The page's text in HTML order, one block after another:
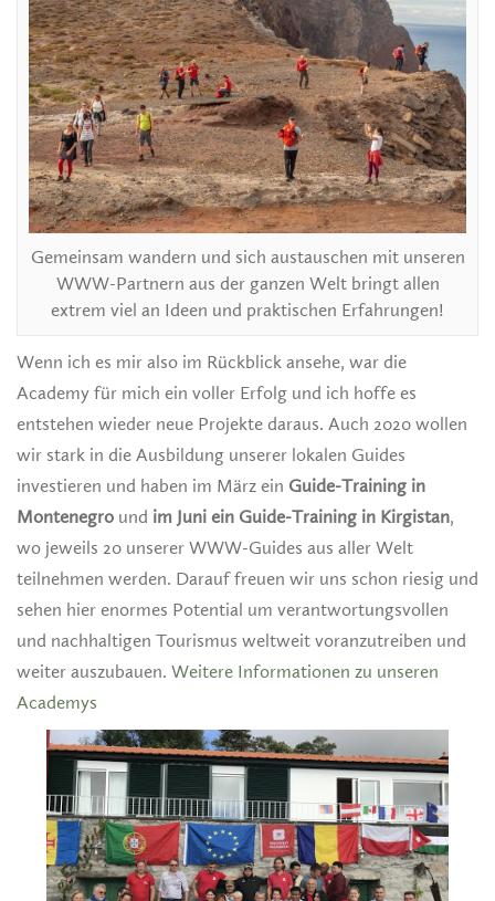
Gemeinsam wandern und sich austauschen mit unseren
WWW-Partnern aus der ganzen Welt bringt allen
extrem viel an Ideen und praktischen Erfahrungen!
Wenn ich es mir also im Rückblick ansehe, war die
Academy für mich ein voller Erfolg und ich hoffe es
entstehen wieder neue Projekte daraus. Auch 2020 wollen
wir stark in die Ausbildung unserer lokalen Guides
investieren und haben im März ein Guide-Training in
Montenegro und im Juni ein Guide-Training in Kirgistan,
wo jeweils 20 unserer WWW-Guides aus aller Welt
teilnehmen werden. Darauf freuen wir uns schon riesig und
sehen hier enormes Potential um verantwortungsvollen
und nachhaltigen Tourismus weltweit voranzutreiben und
weiter auszubauen. Weitere Informationen zu unseren
Academys